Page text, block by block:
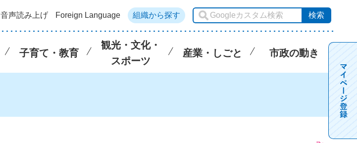
音声読み上げ Foreign Language 組織から探す
子育て・教育
観光・文化・
スポーツ
産業・しごと 市政の動き